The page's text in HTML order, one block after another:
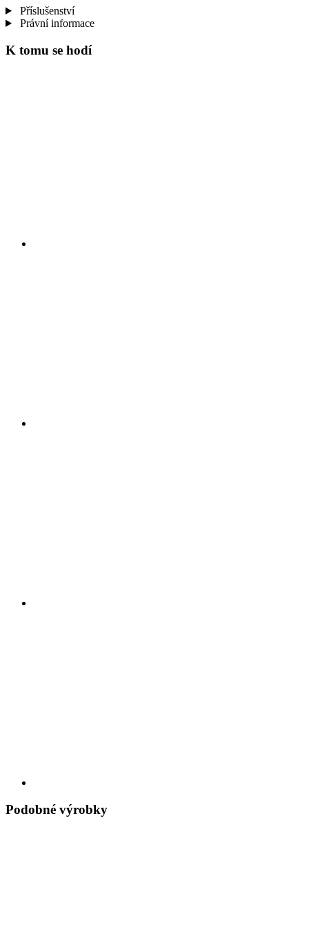
Příslušenství
Právní informace
K tomu se hodí
Podobné výrobky